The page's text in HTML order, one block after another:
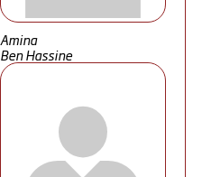
Amina
Ben Hassine